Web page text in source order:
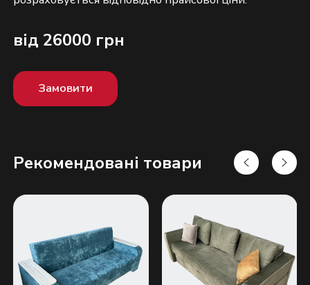
від 26000 грн
Замовити
Рекомендовані товари
Надіслати